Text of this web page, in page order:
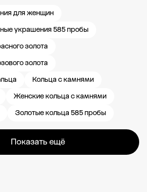
для женщин
украшения 585 пробы
золота
золота
Кольца с камнями
Женские кольца с камнями
Золотые кольца 585 пробы
Показать ещё